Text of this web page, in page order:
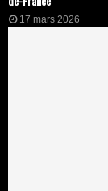
17 mars 2026